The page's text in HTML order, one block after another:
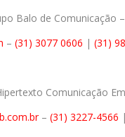
Balo de Comunicação –
– (31) 3077 0606 | (31)
Comunicação
– (31) 3227-4566 |